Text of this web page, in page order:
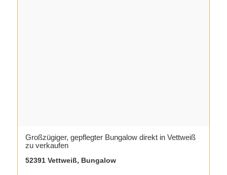
Großzügiger, gepflegter Bungalow direkt in Vettweiß
zu verkaufen
52391 Vettweiß, Bungalow